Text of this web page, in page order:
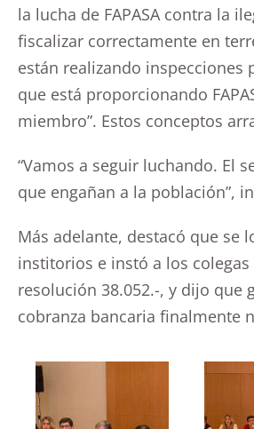
la lucha de FAPASA contra la
fiscalizar correctamente en
están realizando inspecciones
que está proporcionando
miembro”. Estos conceptos
“Vamos a seguir luchando. El
que engañan a la población”,
Más adelante, destacó que se
institorios e instó a los
resolución 38.052.-, y dijo que
cobranza bancaria finalmente